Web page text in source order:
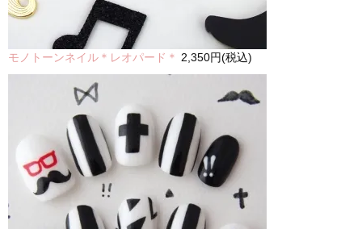
モノトーンネイル＊レオパード＊ 2,350円(税込)